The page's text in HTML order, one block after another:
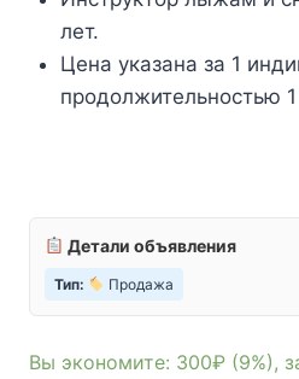
лет.
Цена указана за 1
продолжительностью
Детали объявления
Тип: Продажа
Вы экономите: 300₽ (9%),